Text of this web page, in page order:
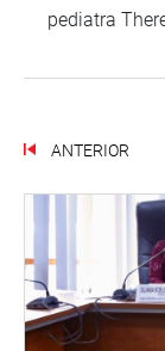
pediatra
ANTERIOR